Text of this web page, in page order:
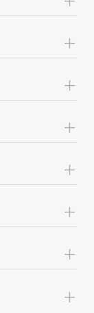
+
+
+
+
+
+
+